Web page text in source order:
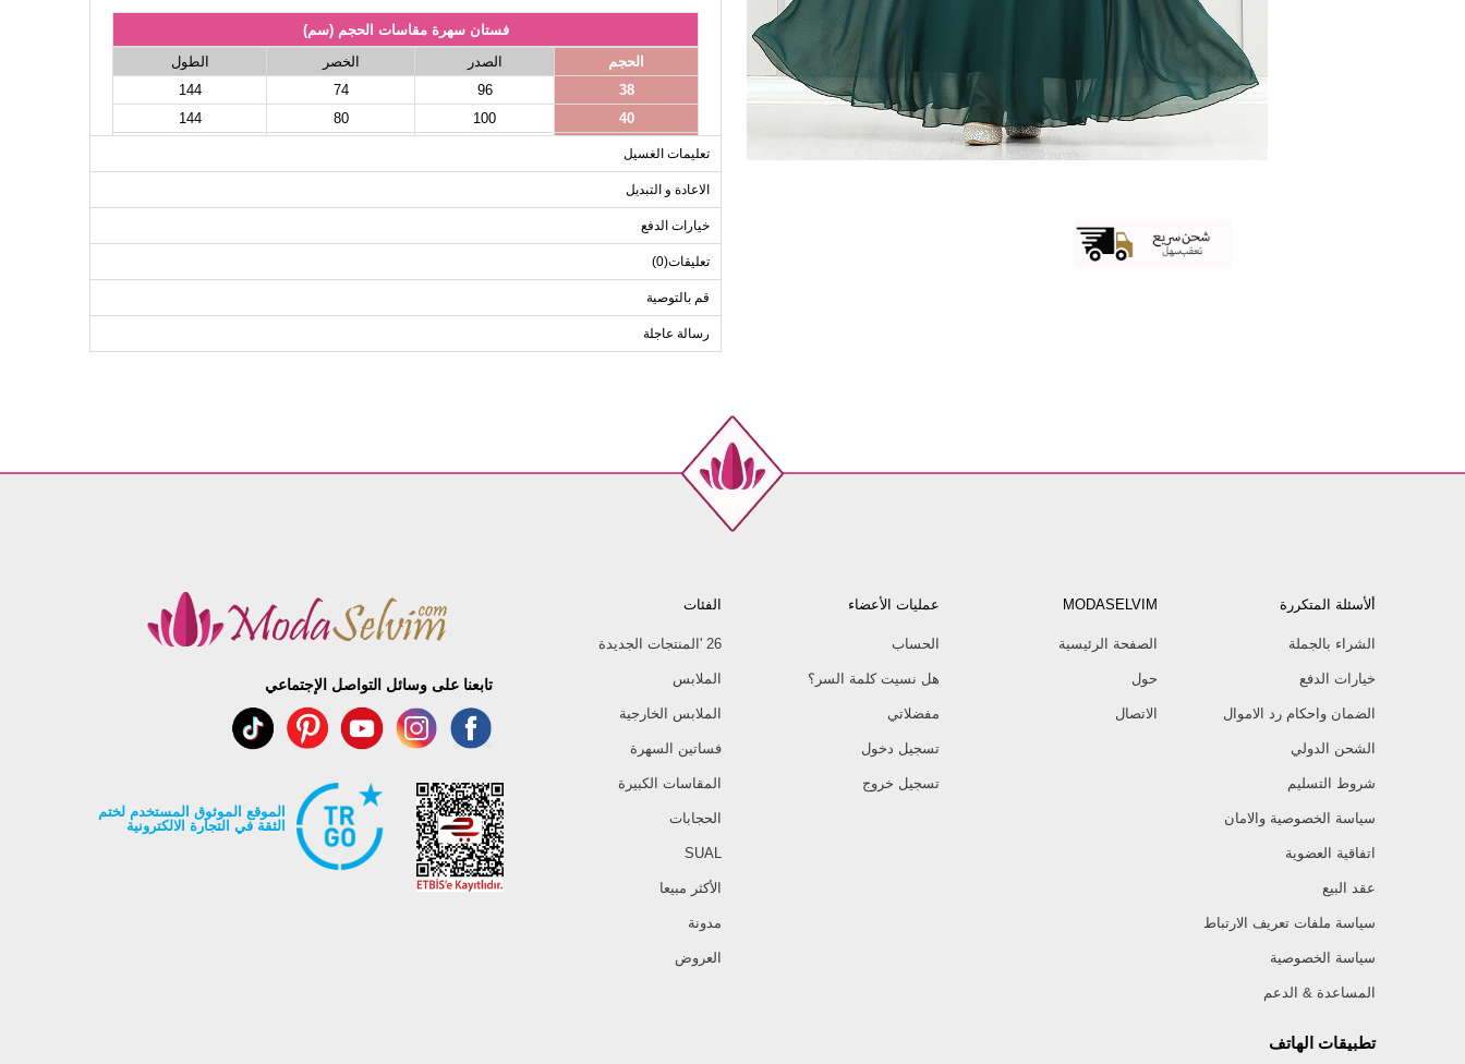
فستان سهرة مقاسات الحجم (سم)
الحجم
الصدر الخصر
الطول
38
96
74
144
40
100
80
144
42
44
108
90
144
46
112
94
144
تعليمات الغسيل
الاعادة و التبديل
خيارات الدفع
تعليقات(0)
قم بالتوصية
رسالة عاجلة
ألأسئلة المتكررة
الشراء بالجملة
خيارات الدفع
الضمان واحكام رد الاموال
الشحن الدولي
شروط التسليم
سياسة الخصوصية والامان
اتفاقية العضوية
عقد البيع
سياسة ملفات تعريف الارتباط
سياسة الخصوصية
المساعدة & الدعم
MODASELVIM
الصفحة الرئيسية
حول
الاتصال
عمليات الأعضاء
الحساب
هل نسيت كلمة السر؟
مفضلاتي
تسجيل دخول
تسجيل خروج
الفئات
26 'المنتجات الجديدة
الملابس
الملابس الخارجية
فساتين السهرة
المقاسات الكبيرة
الحجابات
SUAL
الأكثر مبيعا
مدونة
العروض
تطبيقات الهاتف
تابعنا على وسائل التواصل الإجتماعي
الموقع الموثوق المستخدم لختم
الثقة في التجارة الالكترونية